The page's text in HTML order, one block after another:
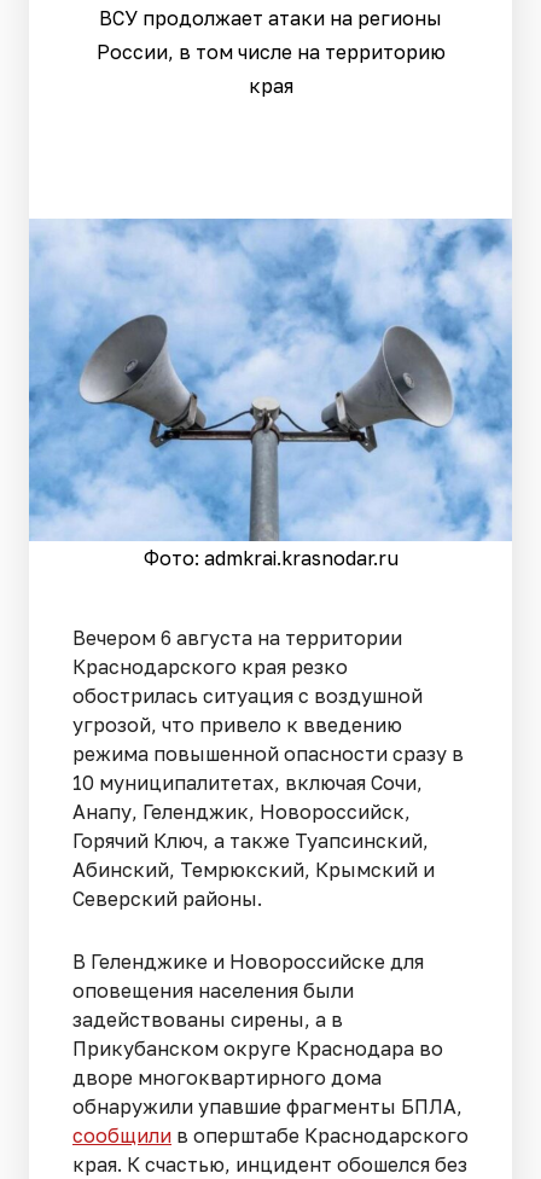
ВСУ продолжает атаки на регионы
России, в том числе на территорию
края
Фото: admkrai.krasnodar.ru
Вечером 6 августа на территории
Краснодарского края резко
обострилась ситуация с воздушной
угрозой, что привело к введению
режима повышенной опасности сразу в
10 муниципалитетах, включая Сочи,
Анапу, Геленджик, Новороссийск,
Горячий Ключ, а также Туапсинский,
Абинский, Темрюкский, Крымский и
Северский районы.
В Геленджике и Новороссийске для
оповещения населения были
задействованы сирены, а в
Прикубанском округе Краснодара во
дворе многоквартирного дома
обнаружили упавшие фрагменты БПЛА,
сообщили в оперштабе Краснодарского
края. К счастью, инцидент обошелся без